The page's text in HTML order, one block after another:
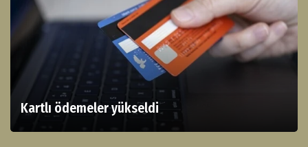
Kartlı ödemeler yükseldi